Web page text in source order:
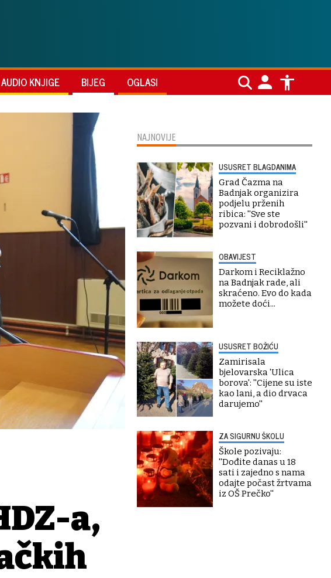
AUDIO KNJIGE BIJEG OGLASI
a,
NAJNOVIJE
USUSRET BLAGDANIMA
Grad Čazma na
Badnjak organizira
podjelu prženih
ribica: ''Sve ste
pozvani i dobrodošli''
OBAVIJEST
Darkom i Reciklažno
na Badnjak rade, ali
skraćeno. Evo do kada
možete doći...
USUSRET BOŽIĆU
Zamirisala
bjelovarska 'Ulica
borova': ''Cijene su iste
kao lani, a dio drvaca
darujemo''
ZA SIGURNU ŠKOLU
Škole pozivaju:
''Dođite danas u 18
sati i zajedno s nama
odajte počast žrtvama
iz OŠ Prečko''